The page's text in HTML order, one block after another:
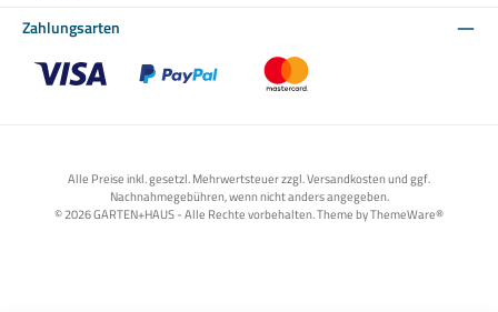
Zahlungsarten
Alle Preise inkl. gesetzl. Mehrwertsteuer zzgl. Versandkosten und ggf.
Nachnahmegebühren, wenn nicht anders angegeben.
© 2026 GARTEN+HAUS - Alle Rechte vorbehalten. Theme byThemeWare®